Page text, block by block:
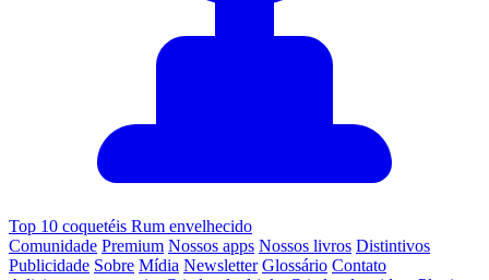
Top 10 coquetéis Rum envelhecido
Comunidade Premium Nossos apps Nossos livros Distintivos
Publicidade Sobre Mídia Newsletter Glossário Contato